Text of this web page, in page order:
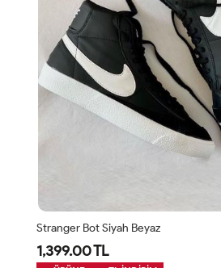
Stranger Bot Siyah Beyaz
1,399.00 TL